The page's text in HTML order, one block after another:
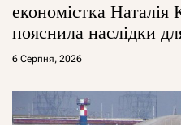
економістка Наталія
пояснила наслідки
6 Серпня, 2026